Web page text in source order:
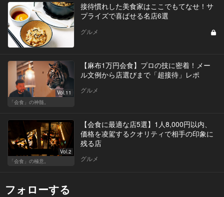
接待慣れした美食家はここでもてなせ！サ
プライズで喜ばせる名店6選
グルメ
Vol.11
「会食」の神髄。
【麻布1万円会食】プロの技に密着！メー
ル文例から店選びまで「超接待」レポ
グルメ
Vol.2
「会食」の極意。
【会食に最適な店5選】1人8,000円以内、
価格を凌駕するクオリティで相手の印象に
残る店
グルメ
フォローする